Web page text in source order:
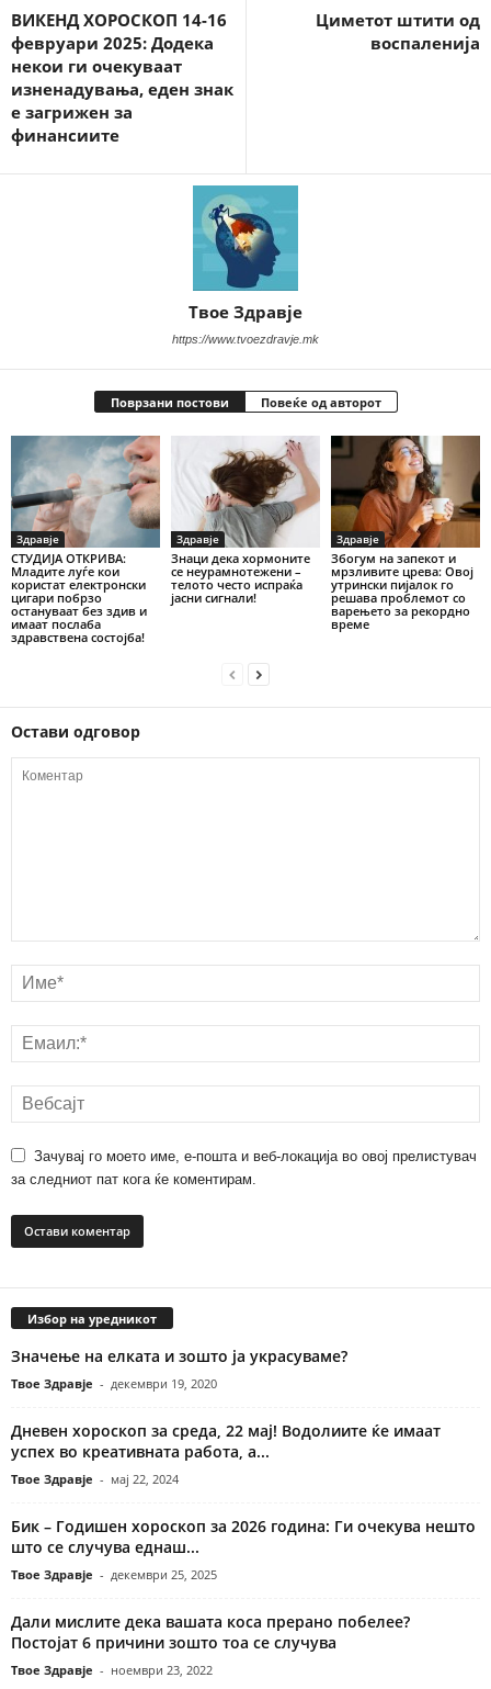
ВИКЕНД ХОРОСКОП 14-16
февруари 2025: Додека
некои ги очекуваат
изненадувања, еден знак
е загрижен за
финансиите
Циметот штити од
воспаленија
Твое Здравје
https://www.tvoezdravje.mk
Поврзани постови Повеќе од авторот
Здравје
СТУДИЈА ОТКРИВА:
Младите луѓе кои
користат електронски
цигари побрзо
остануваат без здив и
имаат послаба
здравствена состојба!
Здравје
Знаци дека хормоните
се неурамнотежени –
телото често испраќа
јасни сигнали!
Здравје
Збогум на запекот и
мрзливите црева: Овој
утрински пијалок го
решава проблемот со
варењето за рекордно
време
Остави одговор
Зачувај го моето име, е-пошта и веб-локација во овој прелистувач
за следниот пат кога ќе коментирам.
Избор на уредникот
Значење на елката и зошто ја украсуваме?
Твое Здравје - декември 19, 2020
Дневен хороскоп за среда, 22 мај! Водолиите ќе имаат
успех во креативната работа, а...
Твое Здравје - мај 22, 2024
Бик – Годишен хороскоп за 2026 година: Ги очекува нешто
што се случува еднаш...
Твое Здравје - декември 25, 2025
Дали мислите дека вашата коса прерано побелее?
Постојат 6 причини зошто тоа се случува
Твое Здравје - ноември 23, 2022